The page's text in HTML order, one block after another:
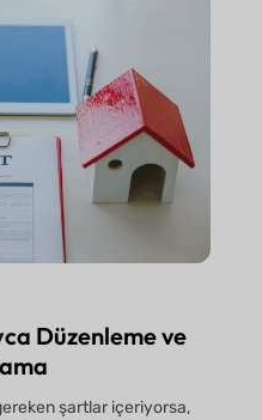
Düzenleme ve
şartlar içeriyorsa,